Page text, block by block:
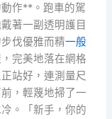
作**。跑車的駕
著一副透明護目
伐優雅而精一般
完美地落在網格
站好，連測量尺
，輕蔑地掃了一
。「新手，你的